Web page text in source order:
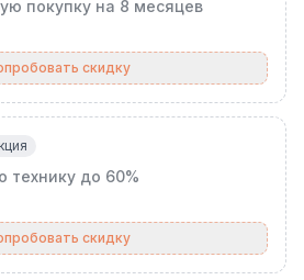
покупку на 8 месяцев
скидку
технику до 60%
скидку